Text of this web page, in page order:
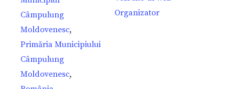
Câmpulung
Moldovenesc,
Primăria Municipiului
Câmpulung
Moldovenesc,
Organizator